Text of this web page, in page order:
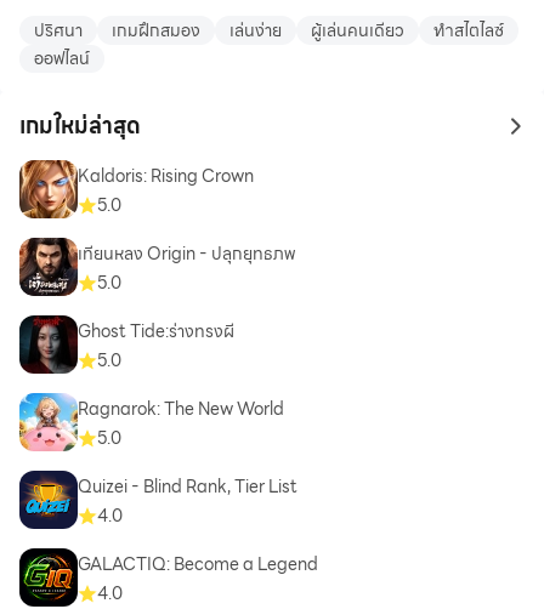
ปริศนา เกมฝึกสมอง เล่นง่าย ผู้เล่นคนเดียว
ทำสไตไลซ์
ออฟไลน์
เกมใหม่ล่าสุด to
Kaldoris: Rising Crown
5.0
เทียนหลง Origin - ปลุกยุทธภพ
5.0
Ghost Tide:ร่างทรงผี
5.0
Ragnarok: The New World
5.0
Quizei - Blind Rank, Tier List
4.0
GALACTIQ: Become a Legend
4.0